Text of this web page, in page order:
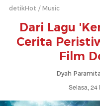
detikHot Music
Dari Lagu
Cerita
Film
Dyah
Selasa, 24